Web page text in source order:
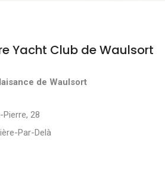
Yacht Club de Waulsort
de Waulsort
28
Par-Delà